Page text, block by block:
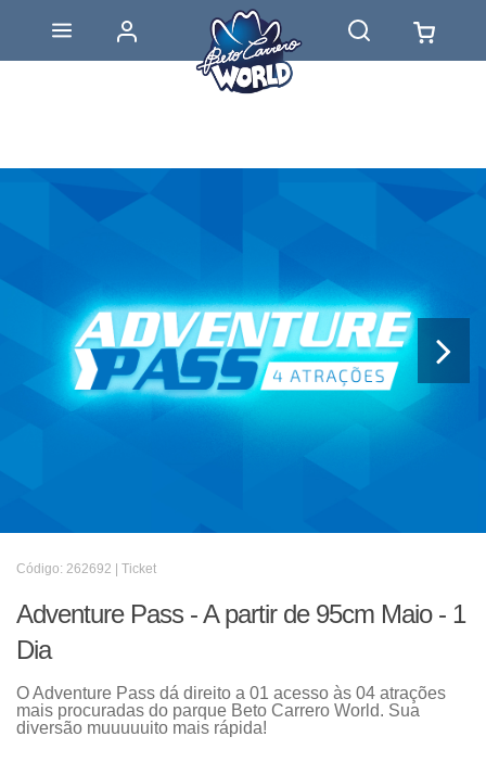
Código: 262692 | Ticket
Adventure Pass - A partir de 95cm Maio - 1
Dia
O Adventure Pass dá direito a 01 acesso às 04 atrações
mais procuradas do parque Beto Carrero World. Sua
diversão muuuuuito mais rápida!